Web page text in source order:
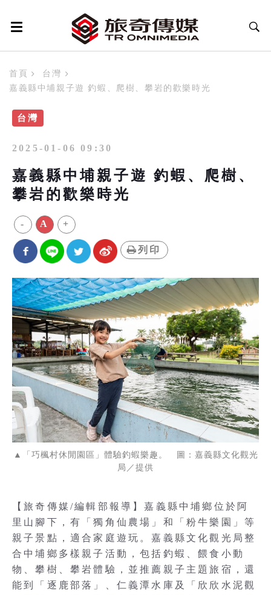
首頁
台灣
嘉義縣中埔親子遊 釣蝦、爬樹、攀岩的歡樂時光
台灣
2025-01-06 09:30
嘉義縣中埔親子遊 釣蝦、爬樹、
攀岩的歡樂時光
- A +
列印
▲「巧楓村休閒園區」體驗釣蝦樂趣。 圖：嘉義縣文化觀光
局／提供
【旅奇傳媒/編輯部報導】嘉義縣中埔鄉位於阿
里山腳下，有「獨角仙農場」和「粉牛樂園」等
親子景點，適合家庭遊玩。嘉義縣文化觀光局整
合中埔鄉多樣親子活動，包括釣蝦、餵食小動
物、攀樹、攀岩體驗，並推薦親子主題旅宿，還
能到「逐鹿部落」、仁義潭水庫及「欣欣水泥觀